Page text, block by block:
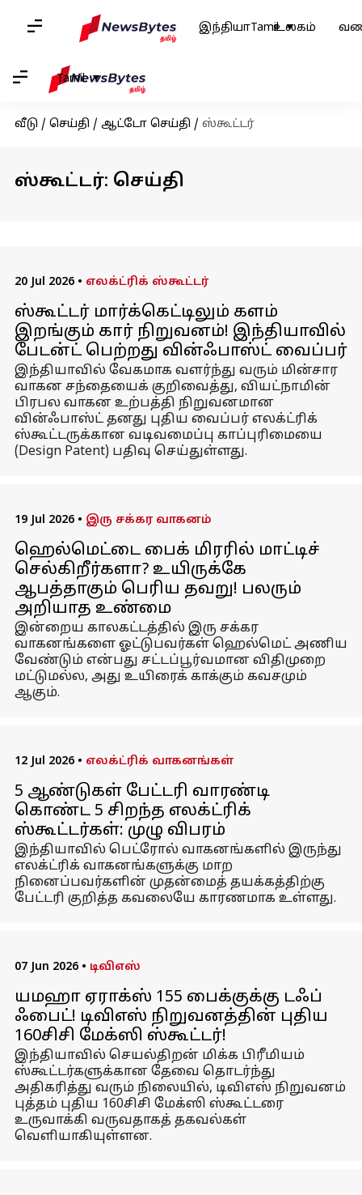
இந்தியா உலகம்
Tamil
Tamil
வீடு / செய்தி / ஆட்டோ செய்தி / ஸ்கூட்டர்
ஸ்கூட்டர்: செய்தி
20 Jul 2026 • எலக்ட்ரிக் ஸ்கூட்டர்
ஸ்கூட்டர் மார்க்கெட்டிலும் களம்
இறங்கும் கார் நிறுவனம்! இந்தியாவில்
பேடன்ட் பெற்றது வின்ஃபாஸ்ட் வைப்பர்
இந்தியாவில் வேகமாக வளர்ந்து வரும் மின்சார
வாகன சந்தையைக் குறிவைத்து, வியட்நாமின்
பிரபல வாகன உற்பத்தி நிறுவனமான
வின்ஃபாஸ்ட் தனது புதிய வைப்பர் எலக்ட்ரிக்
ஸ்கூட்டருக்கான வடிவமைப்பு காப்புரிமையை
(Design Patent) பதிவு செய்துள்ளது.
19 Jul 2026 • இரு சக்கர வாகனம்
ஹெல்மெட்டை பைக் மிரரில் மாட்டிச்
செல்கிறீர்களா? உயிருக்கே
ஆபத்தாகும் பெரிய தவறு! பலரும்
அறியாத உண்மை
இன்றைய காலகட்டத்தில் இரு சக்கர
வாகனங்களை ஓட்டுபவர்கள் ஹெல்மெட் அணிய
வேண்டும் என்பது சட்டப்பூர்வமான விதிமுறை
மட்டுமல்ல, அது உயிரைக் காக்கும் கவசமும்
ஆகும்.
12 Jul 2026 • எலக்ட்ரிக் வாகனங்கள்
5 ஆண்டுகள் பேட்டரி வாரண்டி
கொண்ட 5 சிறந்த எலக்ட்ரிக்
ஸ்கூட்டர்கள்: முழு விபரம்
இந்தியாவில் பெட்ரோல் வாகனங்களில் இருந்து
எலக்ட்ரிக் வாகனங்களுக்கு மாற
நினைப்பவர்களின் முதன்மைத் தயக்கத்திற்கு
பேட்டரி குறித்த கவலையே காரணமாக உள்ளது.
07 Jun 2026 • டிவிஎஸ்
யமஹா ஏராக்ஸ் 155 பைக்குக்கு டஃப்
ஃபைட்! டிவிஎஸ் நிறுவனத்தின் புதிய
160சிசி மேக்ஸி ஸ்கூட்டர்!
இந்தியாவில் செயல்திறன் மிக்க பிரீமியம்
ஸ்கூட்டர்களுக்கான தேவை தொடர்ந்து
அதிகரித்து வரும் நிலையில், டிவிஎஸ் நிறுவனம்
புத்தம் புதிய 160சிசி மேக்ஸி ஸ்கூட்டரை
உருவாக்கி வருவதாகத் தகவல்கள்
வெளியாகியுள்ளன.